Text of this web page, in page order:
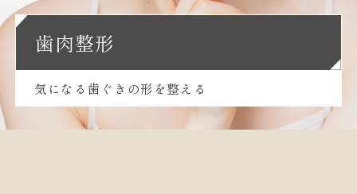
歯肉整形
気になる歯ぐきの形を整える